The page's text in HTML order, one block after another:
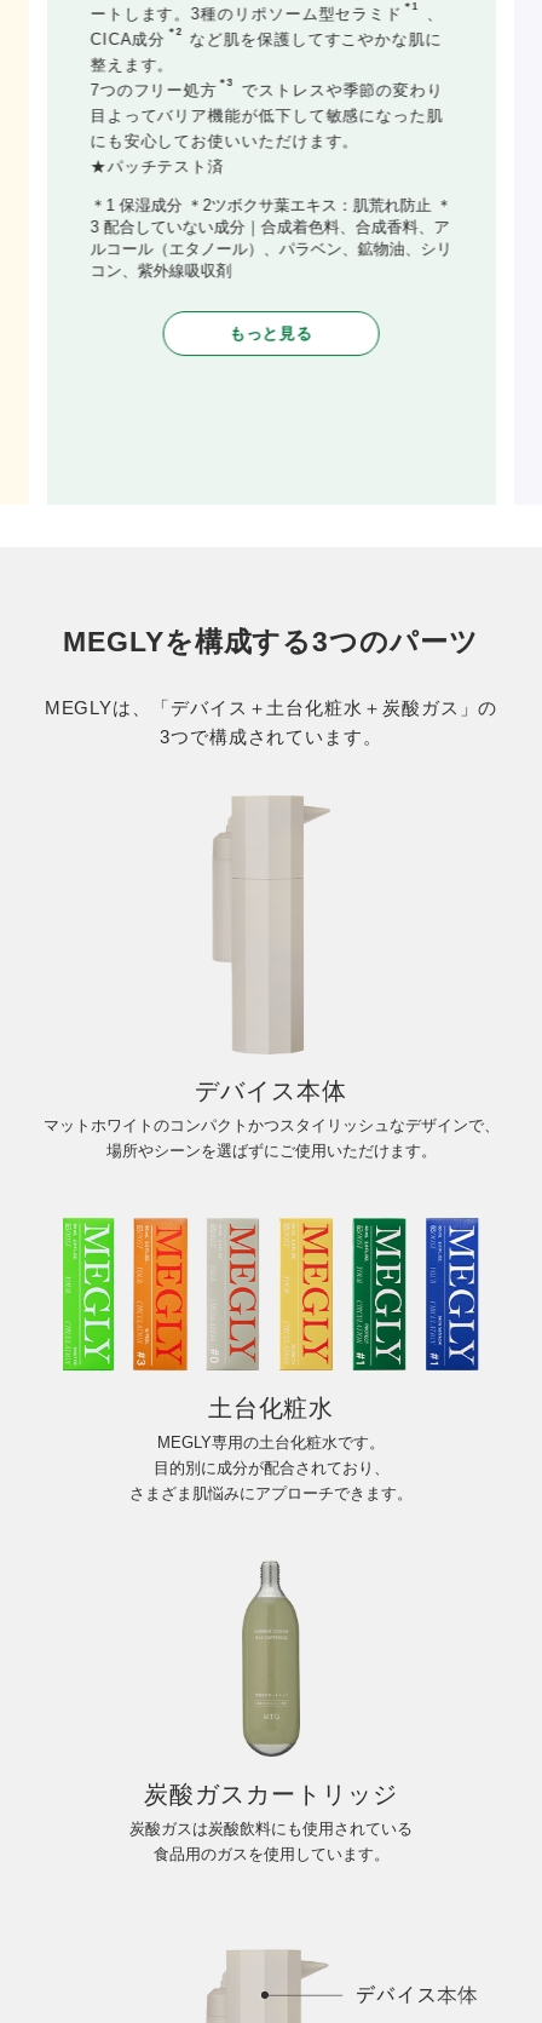
混合肌特有のTゾーン・Uゾーン別の肌悩みに着
目。
高配合のHCCA
イノシトール
Uゾーンで違う水分・皮脂量に適切にアプロー
チし、お肌を理想の状態に。さらに、うるおい
ビタミンカプセル ＊3
を高配合。
各層最深部からしっかり保湿することで、キメ
1つ1つがふっくらとうるおい、均一でなめらか
な肌に導きます。
＊1 MEGLY独自の高濃度炭酸と化粧水の配合成分
＊3 ビタミンB6誘導体とビタミンE誘導体をカプセ
ル化させたもの
MEGLYを構成する3つのパーツ
MEGLYは、「デバイス＋土台化粧水＋炭酸ガス」の
3つで構成されています。
デバイス本体
マットホワイトのコンパクトかつスタイリッシュなデザインで、
場所やシーンを選ばずにご使用いただけます。
土台化粧水
MEGLY専用の土台化粧水です。
目的別に成分が配合されており、
さまざま肌悩みにアプローチできます。
炭酸ガスカートリッジ
炭酸ガスは炭酸飲料にも使用されている
食品用のガスを使用しています。